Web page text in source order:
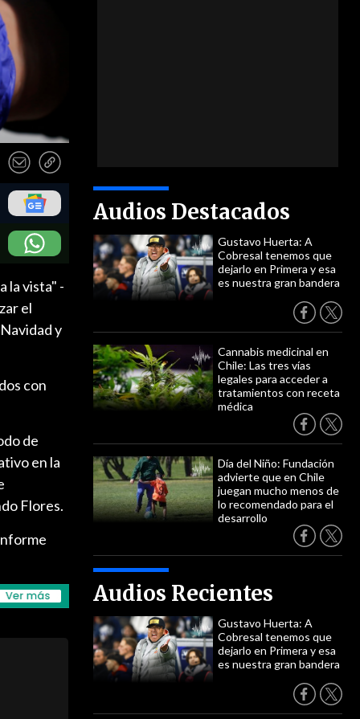
Audios Destacados
Gustavo Huerta: A
Cobresal tenemos que
dejarlo en Primera y esa
es nuestra gran bandera
Cannabis medicinal en
Chile: Las tres vías
legales para acceder a
tratamientos con receta
médica
Día del Niño: Fundación
advierte que en Chile
juegan mucho menos de
lo recomendado para el
desarrollo
Audios Recientes
Gustavo Huerta: A
Cobresal tenemos que
dejarlo en Primera y esa
es nuestra gran bandera
la vista" -
el
y
con
de
en la
Flores.